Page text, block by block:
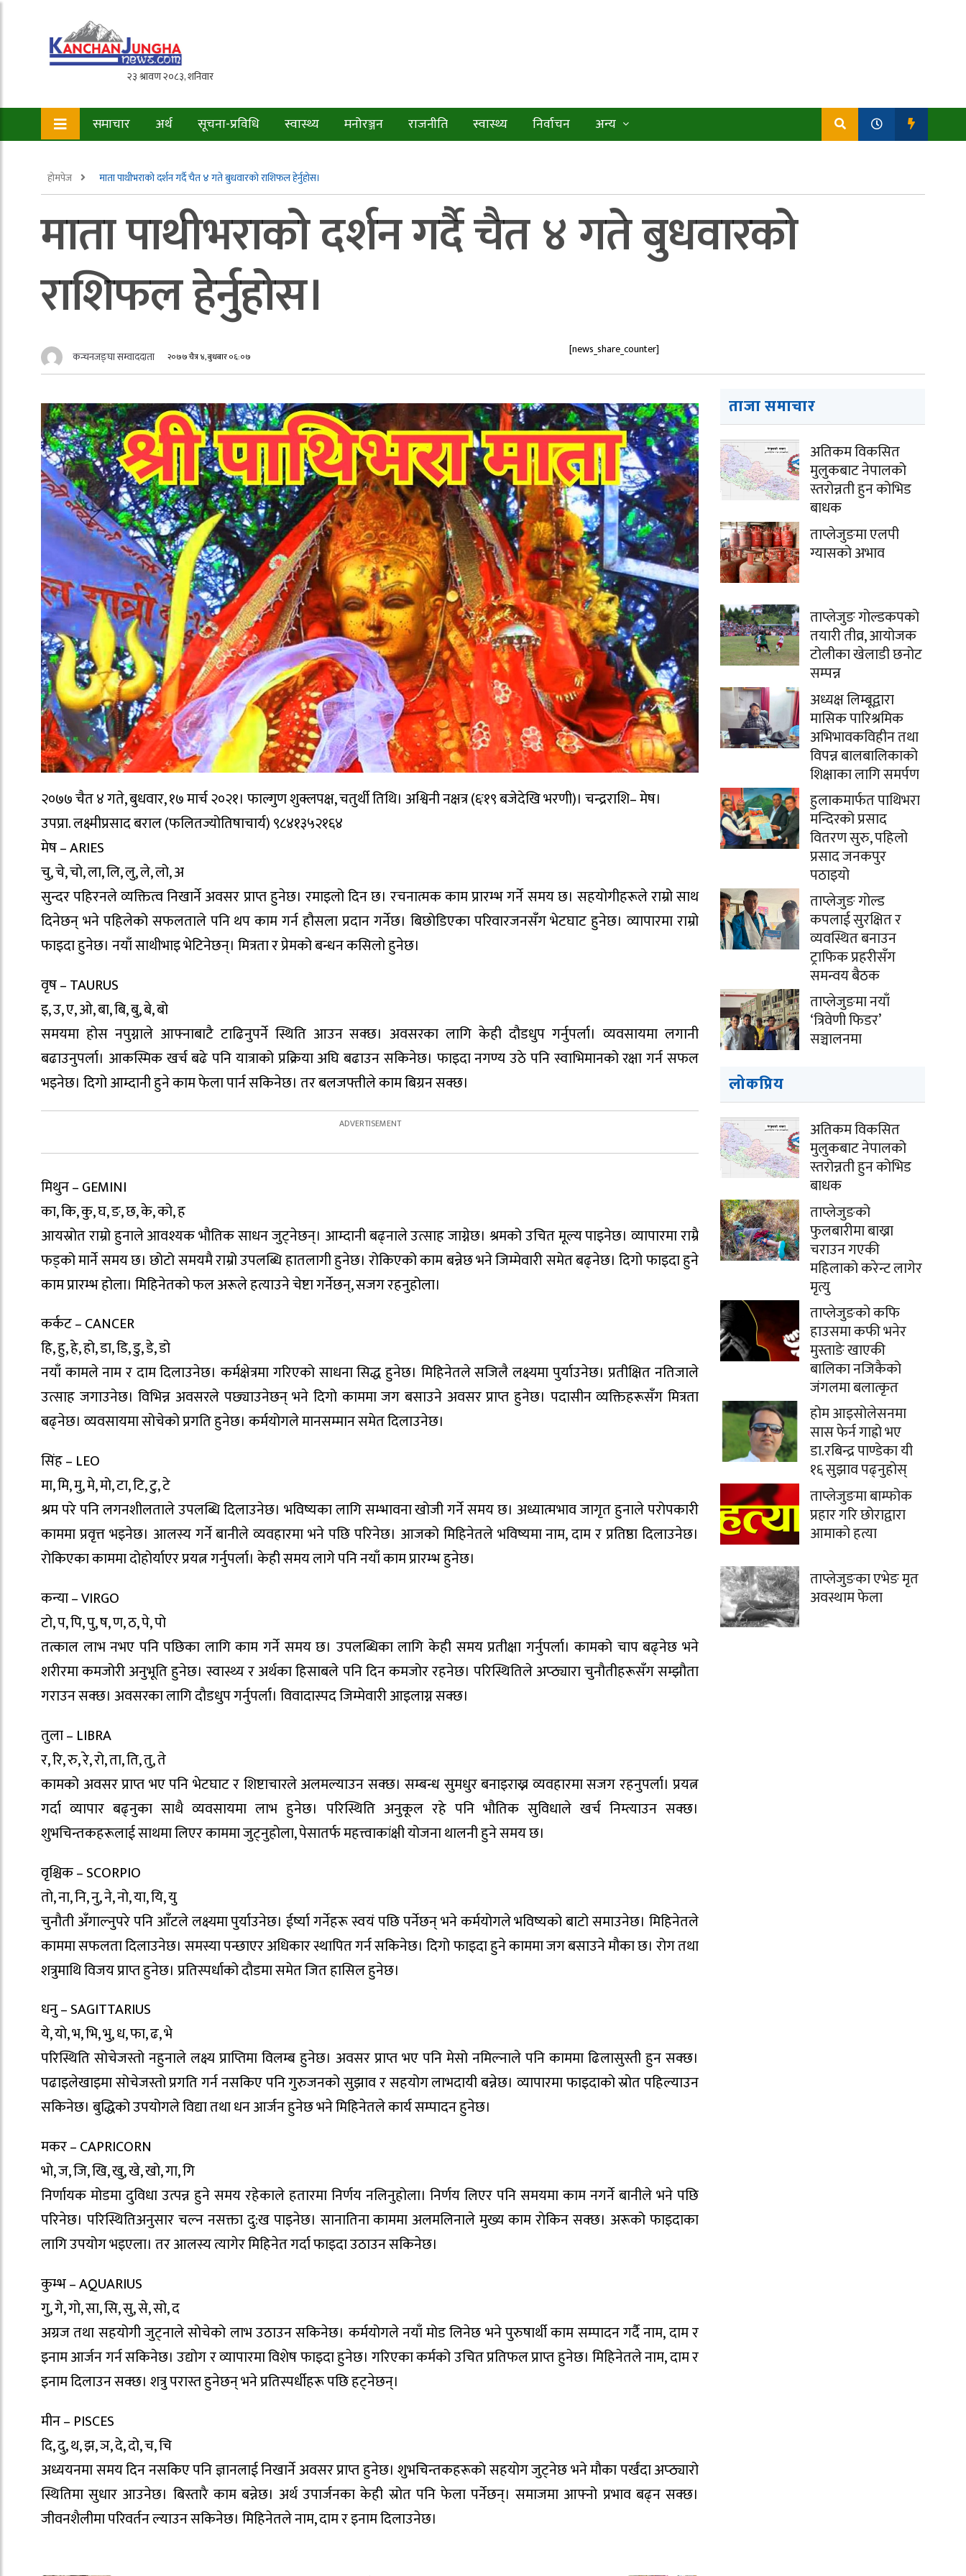
समाचार अर्थ सूचना-प्रविधि स्वास्थ्य मनोरञ्जन राजनीति स्वास्थ्य निर्वाचन अन्य
होमपेज माता पाथीभराको दर्शन गर्दै चैत ४ गते बुधवारको राशिफल हेर्नुहोस।
माता पाथीभराको दर्शन गर्दै चैत ४ गते बुधवारको
राशिफल हेर्नुहोस।
कन्चनजङ्घा सम्वाददाता २०७७ चैत्र ४, बुधबार ०६:०७ [news_share_counter]
२०७७ चैत ४ गते, बुधवार, १७ मार्च २०२१। फाल्गुण शुक्लपक्ष, चतुर्थी तिथि। अश्विनी नक्षत्र (६ः१९ बजेदेखि भरणी)। चन्द्रराशि– मेष।
उपप्रा. लक्ष्मीप्रसाद बराल (फलितज्योतिषाचार्य) ९८४१३५२१६४
मेष – ARIES
चु, चे, चो, ला, लि, लु, ले, लो, अ
सुन्दर पहिरनले व्यक्तित्व निखार्ने अवसर प्राप्त हुनेछ। रमाइलो दिन छ। रचनात्मक काम प्रारम्भ गर्ने समय छ। सहयोगीहरूले राम्रो साथ
दिनेछन् भने पहिलेको सफलताले पनि थप काम गर्न हौसला प्रदान गर्नेछ। बिछोडिएका परिवारजनसँग भेटघाट हुनेछ। व्यापारमा राम्रो
फाइदा हुनेछ। नयाँ साथीभाइ भेटिनेछन्। मित्रता र प्रेमको बन्धन कसिलाे हुनेछ।
वृष – TAURUS
इ, उ, ए, ओ, बा, बि, बु, बे, बो
समयमा होस नपुग्नाले आफ्नाबाटै टाढिनुपर्ने स्थिति आउन सक्छ। अवसरका लागि केही दौडधुप गर्नुपर्ला। व्यवसायमा लगानी
बढाउनुपर्ला। आकस्मिक खर्च बढे पनि यात्राको प्रक्रिया अघि बढाउन सकिनेछ। फाइदा नगण्य उठे पनि स्वाभिमानको रक्षा गर्न सफल
भइनेछ। दिगो आम्दानी हुने काम फेला पार्न सकिनेछ। तर बलजफ्तीले काम बिग्रन सक्छ।
मिथुन – GEMINI
का, कि, कु, घ, ङ, छ, के, को, ह
आयस्रोत राम्रो हुनाले आवश्यक भौतिक साधन जुट्नेछन्। आम्दानी बढ्नाले उत्साह जाग्नेछ। श्रमको उचित मूल्य पाइनेछ। व्यापारमा राम्रै
फड्को मार्ने समय छ। छोटो समयमै राम्रो उपलब्धि हातलागी हुनेछ। रोकिएको काम बन्नेछ भने जिम्मेवारी समेत बढ्नेछ। दिगो फाइदा हुने
काम प्रारम्भ होला। मिहिनेतको फल अरूले हत्याउने चेष्टा गर्नेछन्, सजग रहनुहोला।
कर्कट – CANCER
हि, हु, हे, हो, डा, डि, डु, डे, डो
नयाँ कामले नाम र दाम दिलाउनेछ। कर्मक्षेत्रमा गरिएको साधना सिद्ध हुनेछ। मिहिनेतले सजिलै लक्ष्यमा पुर्याउनेछ। प्रतीक्षित नतिजाले
उत्साह जगाउनेछ। विभिन्न अवसरले पछ्याउनेछन् भने दिगो काममा जग बसाउने अवसर प्राप्त हुनेछ। पदासीन व्यक्तिहरूसँग मित्रता
बढ्नेछ। व्यवसायमा सोचेको प्रगति हुनेछ। कर्मयोगले मानसम्मान समेत दिलाउनेछ।
सिंह – LEO
मा, मि, मु, मे, मो, टा, टि, टु, टे
श्रम परे पनि लगनशीलताले उपलब्धि दिलाउनेछ। भविष्यका लागि सम्भावना खोजी गर्ने समय छ। अध्यात्मभाव जागृत हुनाले परोपकारी
काममा प्रवृत्त भइनेछ। आलस्य गर्ने बानीले व्यवहारमा भने पछि परिनेछ। आजको मिहिनेतले भविष्यमा नाम, दाम र प्रतिष्ठा दिलाउनेछ।
रोकिएका काममा दोहोर्याएर प्रयत्न गर्नुपर्ला। केही समय लागे पनि नयाँ काम प्रारम्भ हुनेछ।
कन्या – VIRGO
टो, प, पि, पु, ष, ण, ठ, पे, पो
तत्काल लाभ नभए पनि पछिका लागि काम गर्ने समय छ। उपलब्धिका लागि केही समय प्रतीक्षा गर्नुपर्ला। कामको चाप बढ्नेछ भने
शरीरमा कमजोरी अनुभूति हुनेछ। स्वास्थ्य र अर्थका हिसाबले पनि दिन कमजोर रहनेछ। परिस्थितिले अप्ठ्यारा चुनौतीहरूसँग सम्झौता
गराउन सक्छ। अवसरका लागि दौडधुप गर्नुपर्ला। विवादास्पद जिम्मेवारी आइलाग्न सक्छ।
तुला – LIBRA
र, रि, रु, रे, रो, ता, ति, तु, ते
कामको अवसर प्राप्त भए पनि भेटघाट र शिष्टाचारले अलमल्याउन सक्छ। सम्बन्ध सुमधुर बनाइराख्न व्यवहारमा सजग रहनुपर्ला। प्रयत्न
गर्दा व्यापार बढ्नुका साथै व्यवसायमा लाभ हुनेछ। परिस्थिति अनुकूल रहे पनि भौतिक सुविधाले खर्च निम्त्याउन सक्छ।
शुभचिन्तकहरूलाई साथमा लिएर काममा जुट्नुहोला, पेसातर्फ महत्त्वाकांक्षी योजना थालनी हुने समय छ।
वृश्चिक – SCORPIO
तो, ना, नि, नु, ने, नो, या, यि, यु
चुनौती अँगाल्नुपरे पनि आँटले लक्ष्यमा पुर्याउनेछ। ईर्ष्या गर्नेहरू स्वयं पछि पर्नेछन् भने कर्मयोगले भविष्यको बाटो समाउनेछ। मिहिनेतले
काममा सफलता दिलाउनेछ। समस्या पन्छाएर अधिकार स्थापित गर्न सकिनेछ। दिगो फाइदा हुने काममा जग बसाउने मौका छ। रोग तथा
शत्रुमाथि विजय प्राप्त हुनेछ। प्रतिस्पर्धाको दौडमा समेत जित हासिल हुनेछ।
धनु – SAGITTARIUS
ये, यो, भ, भि, भु, ध, फा, ढ, भे
परिस्थिति सोचेजस्तो नहुनाले लक्ष्य प्राप्तिमा विलम्ब हुनेछ। अवसर प्राप्त भए पनि मेसो नमिल्नाले पनि काममा ढिलासुस्ती हुन सक्छ।
पढाइलेखाइमा सोचेजस्तो प्रगति गर्न नसकिए पनि गुरुजनको सुझाव र सहयोग लाभदायी बन्नेछ। व्यापारमा फाइदाको स्रोत पहिल्याउन
सकिनेछ। बुद्धिको उपयोगले विद्या तथा धन आर्जन हुनेछ भने मिहिनेतले कार्य सम्पादन हुनेछ।
मकर – CAPRICORN
भो, ज, जि, खि, खु, खे, खो, गा, गि
निर्णायक मोडमा दुविधा उत्पन्न हुने समय रहेकाले हतारमा निर्णय नलिनुहोला। निर्णय लिएर पनि समयमा काम नगर्ने बानीले भने पछि
परिनेछ। परिस्थितिअनुसार चल्न नसक्ता दु:ख पाइनेछ। सानातिना काममा अलमलिनाले मुख्य काम राेकिन सक्छ। अरूको फाइदाका
लागि उपयोग भइएला। तर आलस्य त्यागेर मिहिनेत गर्दा फाइदा उठाउन सकिनेछ।
कुम्भ – AQUARIUS
गु, गे, गो, सा, सि, सु, से, सो, द
अग्रज तथा सहयोगी जुट्नाले सोचेको लाभ उठाउन सकिनेछ। कर्मयोगले नयाँ मोड लिनेछ भने पुरुषार्थी काम सम्पादन गर्दै नाम, दाम र
इनाम आर्जन गर्न सकिनेछ। उद्योग र व्यापारमा विशेष फाइदा हुनेछ। गरिएका कर्मको उचित प्रतिफल प्राप्त हुनेछ। मिहिनेतले नाम, दाम र
इनाम दिलाउन सक्छ। शत्रु परास्त हुनेछन् भने प्रतिस्पर्धीहरू पछि हट्नेछन्।
मीन – PISCES
दि, दु, थ, झ, ञ, दे, दो, च, चि
अध्ययनमा समय दिन नसकिए पनि ज्ञानलाई निखार्ने अवसर प्राप्त हुनेछ। शुभचिन्तकहरूको सहयोग जुट्नेछ भने मौका पर्खंदा अप्ठ्यारो
स्थितिमा सुधार आउनेछ। बिस्तारै काम बन्नेछ। अर्थ उपार्जनका केही स्रोत पनि फेला पर्नेछन्। समाजमा आफ्नो प्रभाव बढ्न सक्छ।
जीवनशैलीमा परिवर्तन ल्याउन सकिनेछ। मिहिनेतले नाम, दाम र इनाम दिलाउनेछ।
ताजा समाचार
अतिकम विकसित
मुलुकबाट नेपालको
स्तरोन्नती हुन कोभिड
बाधक
ताप्लेजुङमा एलपी
ग्यासको अभाव
ताप्लेजुङ गोल्डकपको
तयारी तीव्र, आयोजक
टोलीका खेलाडी छनोट
सम्पन्न
अध्यक्ष लिम्बूद्वारा
मासिक पारिश्रमिक
अभिभावकविहीन तथा
विपन्न बालबालिकाको
शिक्षाका लागि समर्पण
हुलाकमार्फत पाथिभरा
मन्दिरको प्रसाद
वितरण सुरु, पहिलो
प्रसाद जनकपुर
पठाइयो
ताप्लेजुङ गोल्ड
कपलाई सुरक्षित र
व्यवस्थित बनाउन
ट्राफिक प्रहरीसँग
समन्वय बैठक
ताप्लेजुङमा नयाँ
‘त्रिवेणी फिडर’
सञ्चालनमा
लोकप्रिय
अतिकम विकसित
मुलुकबाट नेपालको
स्तरोन्नती हुन कोभिड
बाधक
ताप्लेजुङको
फुलबारीमा बाख्रा
चराउन गएकी
महिलाको करेन्ट लागेर
मृत्यु
ताप्लेजुङको कफि
हाउसमा कफी भनेर
मुस्ताङे खाएकी
बालिका नजिकैको
जंगलमा बलात्कृत
होम आइसोलेसनमा
सास फेर्न गाह्रो भए
डा.रबिन्द्र पाण्डेका यी
१६ सुझाव पढ्नुहोस्
ताप्लेजुङमा बाम्फोक
प्रहार गरि छोराद्वारा
आमाको हत्या
ताप्लेजुङका एभेङ मृत
अवस्थाम फेला